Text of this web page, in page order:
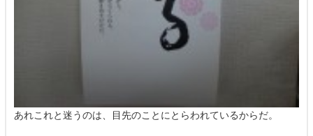
あれこれと迷うのは、目先のことにとらわれているからだ。